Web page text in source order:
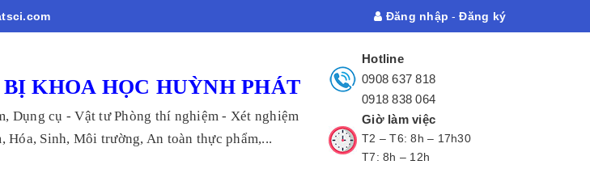
Đăng nhập - Đăng ký
KHOA HỌC HUỲNH PHÁT
Dụng cụ - Vật tư Phòng thí nghiệm - Xét nghiệm
Sinh, Môi trường, An toàn thực phẩm,...
Hotline
0908 637 818
0918 838 064
Giờ làm việc
T2 – T6: 8h – 17h30
T7: 8h – 12h